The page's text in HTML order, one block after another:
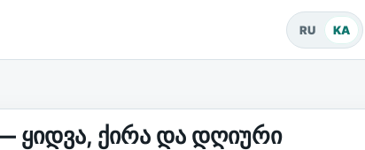
RU KA
ყიდვა, ქირა და დღიური